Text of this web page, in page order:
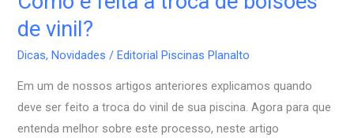
de vinil?
Dicas, Novidades / Editorial Piscinas Planalto
Em um de nossos artigos anteriores explicamos quando
deve ser feito a troca do vinil de sua piscina. Agora para que
entenda melhor sobre este processo, neste artigo
feita
a
troca
de
bolsões